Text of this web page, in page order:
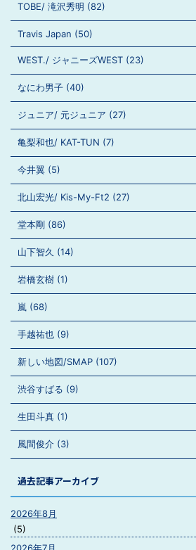
TOBE/ 滝沢秀明 (82)
Travis Japan (50)
WEST./ ジャニーズWEST (23)
なにわ男子 (40)
ジュニア/ 元ジュニア (27)
亀梨和也/ KAT-TUN (7)
今井翼 (5)
北山宏光/ Kis-My-Ft2 (27)
堂本剛 (86)
山下智久 (14)
岩橋玄樹 (1)
嵐 (68)
手越祐也 (9)
新しい地図/SMAP (107)
渋谷すばる (9)
生田斗真 (1)
風間俊介 (3)
過去記事アーカイブ
2026年8月
(5)